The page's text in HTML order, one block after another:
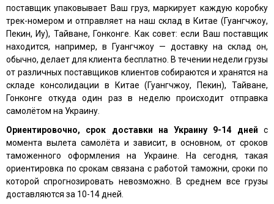
поставщик упаковывает Ваш груз, маркирует каждую коробку
трек-номером и отправляет на наш склад в Китае (Гуангчжоу,
Пекин, Иу), Тайване, Гонконге. Как совет: если Ваш поставщик
находится, например, в Гуангчжоу — доставку на склад он,
обычно, делает для клиента бесплатно. В течении недели грузы
от различных поставщиков клиентов собираются и хранятся на
складе консолидации в Китае (Гуангчжоу, Пекин), Тайване,
Гонконге откуда один раз в неделю происходит отправка
самолётом на Украину.
Ориентировочно, срок доставки на Украину 9-14 дней с
момента вылета самолёта и зависит, в основном, от сроков
таможенного оформления на Украине. На сегодня, такая
ориентировка по срокам связана с работой таможни, сроки по
которой спрогнозировать невозможно. В среднем все грузы
доставляются за 10-14 дней.